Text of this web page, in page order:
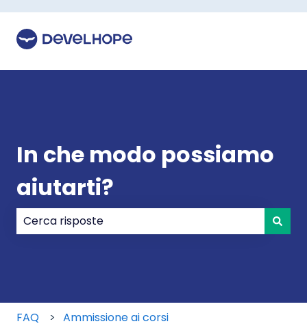
In che modo possiamo
aiutarti?
FAQ Ammissione ai corsi